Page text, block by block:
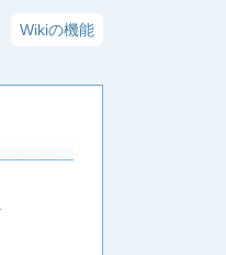
Wikiの機能